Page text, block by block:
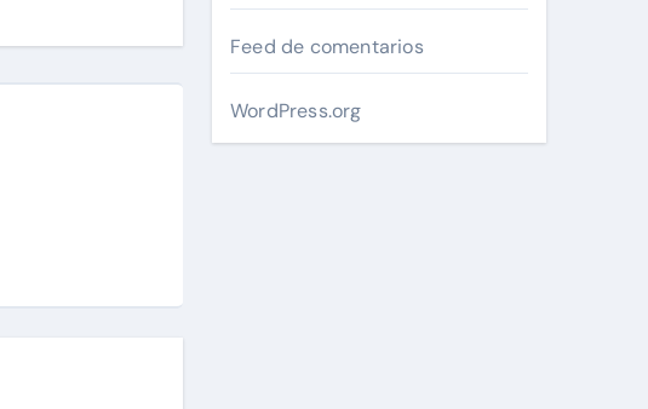
Feed de comentarios
WordPress.org